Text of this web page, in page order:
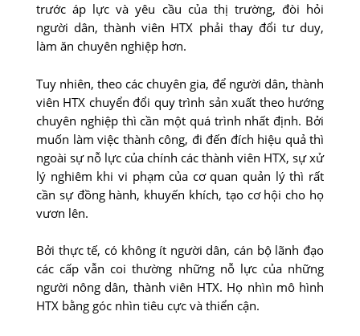
trước áp lực và yêu cầu của thị trường, đòi hỏi
người dân, thành viên HTX phải thay đổi tư duy,
làm ăn chuyên nghiệp hơn.
Tuy nhiên, theo các chuyên gia, để người dân, thành
viên HTX chuyển đổi quy trình sản xuất theo hướng
chuyên nghiệp thì cần một quá trình nhất định. Bởi
muốn làm việc thành công, đi đến đích hiệu quả thì
ngoài sự nỗ lực của chính các thành viên HTX, sự xử
lý nghiêm khi vi phạm của cơ quan quản lý thì rất
cần sự đồng hành, khuyến khích, tạo cơ hội cho họ
vươn lên.
Bởi thực tế, có không ít người dân, cán bộ lãnh đạo
các cấp vẫn coi thường những nỗ lực của những
người nông dân, thành viên HTX. Họ nhìn mô hình
HTX bằng góc nhìn tiêu cực và thiển cận.